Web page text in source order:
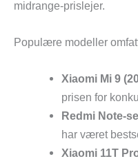
midrange-prislejer.
Populære modeller
Xiaomi Mi 9
prisen for
Redmi Note-
har været
Xiaomi 11T